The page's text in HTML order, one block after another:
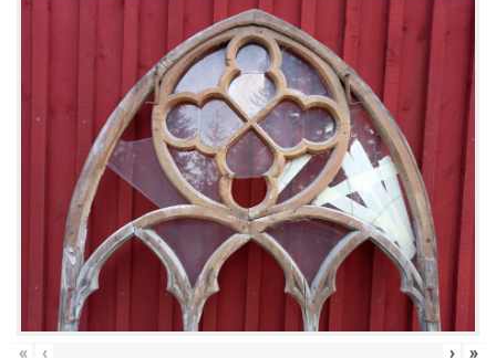
« ‹ › »